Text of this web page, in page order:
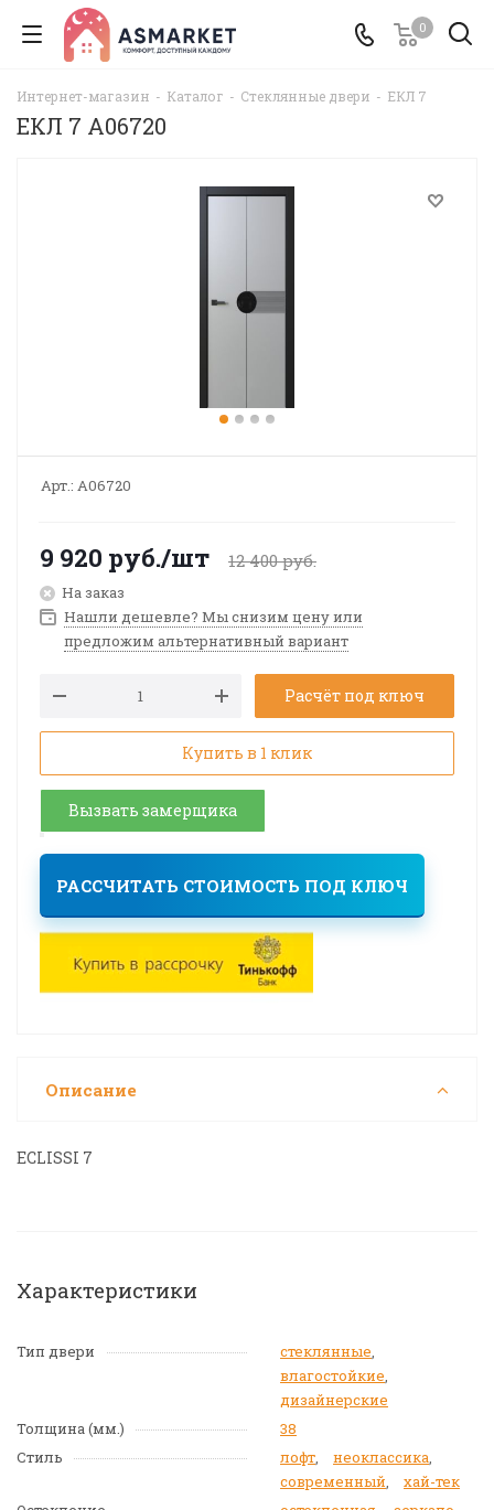
0
Интернет-магазин - Каталог - Стеклянные двери - ЕКЛ 7
ЕКЛ 7 A06720
Арт.: A06720
9 920 руб./шт 12 400руб.
На заказ
Нашли дешевле? Мы снизим цену или
предложим альтернативный вариант
Расчёт под ключ
Купить в 1 клик
Вызвать замерщика
РАССЧИТАТЬ СТОИМОСТЬ ПОД КЛЮЧ
Описание
ECLISSI 7
Характеристики
Тип двери стеклянные,
влагостойкие,
дизайнерские
Толщина (мм.)
38
Стиль
лофт, неоклассика,
современный,
хай-тек